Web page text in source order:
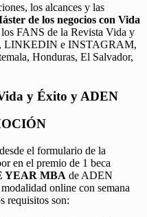
los alcances y las
de los negocios con Vida
los FANS de la Revista Vida y
LINKEDIN e INSTAGRAM,
Honduras, El Salvador,
y Éxito y ADEN
el formulario de la
en el premio de 1 beca
YEAR MBA de ADEN
online con semana
requisitos son: